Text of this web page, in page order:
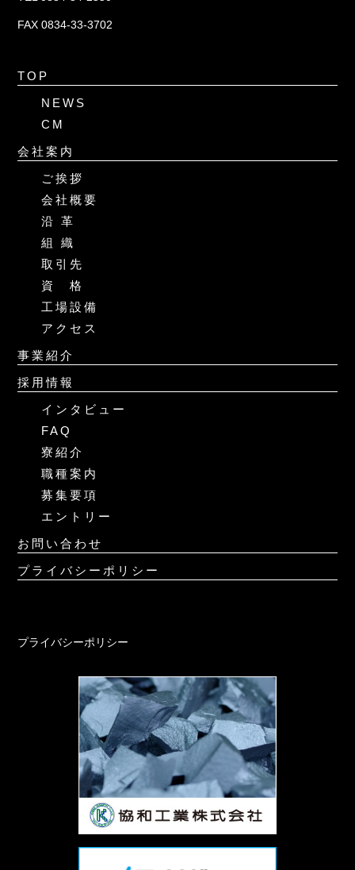
FAX 0834-33-3702
TOP
NEWS
CM
会社案内
ご挨拶
会社概要
沿 革
組 織
取引先
資 格
工場設備
アクセス
事業紹介
採用情報
インタビュー
FAQ
寮紹介
職種案内
募集要項
エントリー
お問い合わせ
プライバシーポリシー
プライバシーポリシー